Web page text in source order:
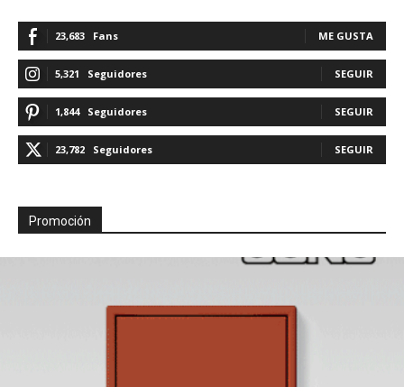
23,683 Fans ME GUSTA
5,321 Seguidores SEGUIR
1,844 Seguidores SEGUIR
23,782 Seguidores SEGUIR
Promoción